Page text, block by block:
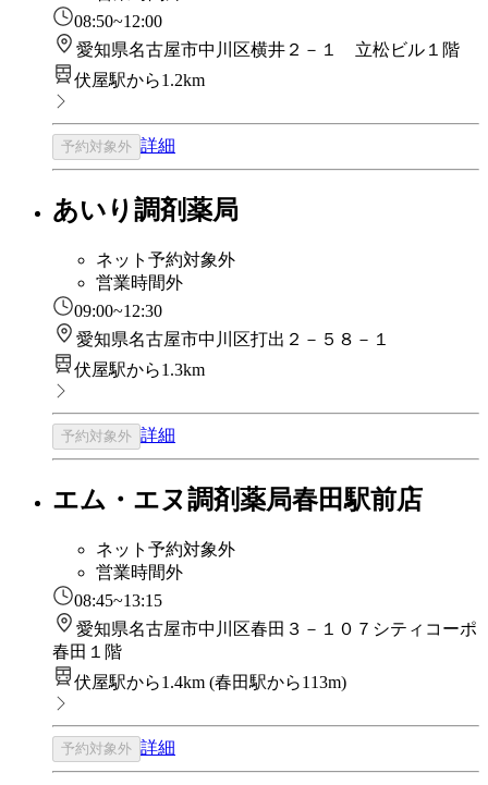
08:50~12:00
愛知県名古屋市中川区横井２－１ 立松ビル１階
伏屋駅から1.2km
予約対象外 詳細
あいり調剤薬局
ネット予約対象外
営業時間外
09:00~12:30
愛知県名古屋市中川区打出２－５８－１
伏屋駅から1.3km
予約対象外 詳細
エム・エヌ調剤薬局春田駅前店
ネット予約対象外
営業時間外
08:45~13:15
愛知県名古屋市中川区春田３－１０７シティコーポ
春田１階
伏屋駅から1.4km (春田駅から113m)
予約対象外 詳細